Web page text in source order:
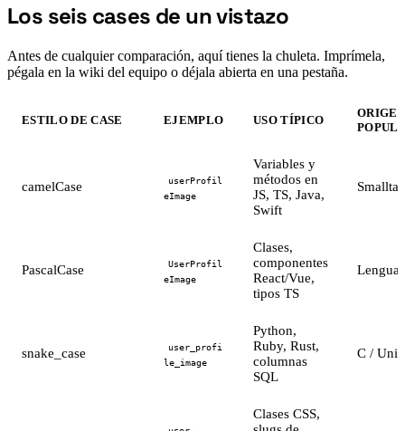
#
Los seis cases de un vistazo
Antes de cualquier comparación, aquí tienes la chuleta. Imprímela,
pégala en la wiki del equipo o déjala abierta en una pestaña.
ESTILO DE CASE EJEMPLO USO TÍPICO
camelCase
userProfil
eImage
Variables y
métodos en
JS, TS, Java,
Swift
PascalCase
UserProfil
eImage
Clases,
componentes
React/Vue,
tipos TS
snake_case
user_profi
le_image
Python,
Ruby, Rust,
columnas
SQL
C /
Clases CSS,